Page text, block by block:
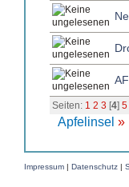
Seiten: 1 2 3 [4] 5
Apfelinsel »
Impressum Datenschutz